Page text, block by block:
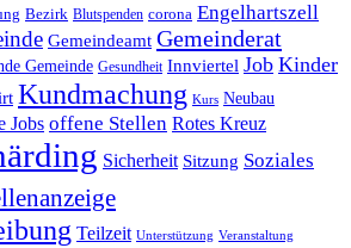
Bezirk Blutspenden corona Engelhartszell
Gemeindeamt Gemeinderat
Gemeinde Gesundheit Innviertel Job Kinder
Kundmachung Kurs Neubau
Jobs offene Stellen Rotes Kreuz
Sicherheit Sitzung Soziales
Teilzeit Unterstützung Veranstaltung